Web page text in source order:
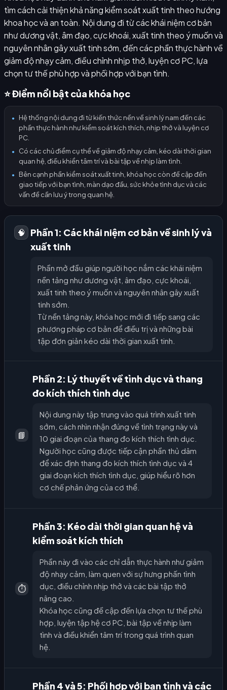
tìm cách cải thiện khả năng kiểm soát xuất tinh theo hướng
khoa học và an toàn. Nội dung đi từ các khái niệm cơ bản
như dương vật, âm đạo, cực khoái, xuất tinh theo ý muốn và
nguyên nhân gây xuất tinh sớm, đến các phần thực hành về
giảm độ nhạy cảm, điều chỉnh nhịp thở, luyện cơ PC, lựa
chọn tư thế phù hợp và phối hợp với bạn tình.
⭐ Điểm nổi bật của khóa học
●
Hệ thống nội dung đi từ kiến thức nền về sinh lý nam đến các
phần thực hành như kiểm soát kích thích, nhịp thở và luyện cơ
PC.
●
Có các chủ điểm cụ thể về giảm độ nhạy cảm, kéo dài thời gian
quan hệ, điều khiển tâm trí và bài tập về nhịp làm tình.
●
Bên cạnh phần kiểm soát xuất tinh, khóa học còn đề cập đến
giao tiếp với bạn tình, màn dạo đầu, sức khỏe tình dục và các
vấn đề cần lưu ý trong quan hệ.
🧠
Phần 1: Các khái niệm cơ bản về sinh lý và
xuất tinh
Phần mở đầu giúp người học nắm các khái niệm
nền tảng như dương vật, âm đạo, cực khoái,
xuất tinh theo ý muốn và nguyên nhân gây xuất
tinh sớm.
Từ nền tảng này, khóa học mới đi tiếp sang các
phương pháp cơ bản để điều trị và những bài
tập đơn giản kéo dài thời gian xuất tinh.
📘
Phần 2: Lý thuyết về tình dục và thang
đo kích thích tình dục
Nội dung này tập trung vào quá trình xuất tinh
sớm, cách nhìn nhận đúng về tình trạng này và
10 giai đoạn của thang đo kích thích tình dục.
Người học cũng được tiếp cận phần thủ dâm
để xác định thang đo kích thích tình dục và 4
giai đoạn kích thích tình dục, giúp hiểu rõ hơn
cơ chế phản ứng của cơ thể.
⏱️
Phần 3: Kéo dài thời gian quan hệ và
kiểm soát kích thích
Phần này đi vào các chỉ dẫn thực hành như giảm
độ nhạy cảm, làm quen với sự hưng phấn tình
dục, điều chỉnh nhịp thở và các bài tập thở
nâng cao.
Khóa học cũng đề cập đến lựa chọn tư thế phù
hợp, luyện tập hệ cơ PC, bài tập về nhịp làm
tình và điều khiển tâm trí trong quá trình quan
hệ.
Phần 4 và 5: Phối hợp với bạn tình và các